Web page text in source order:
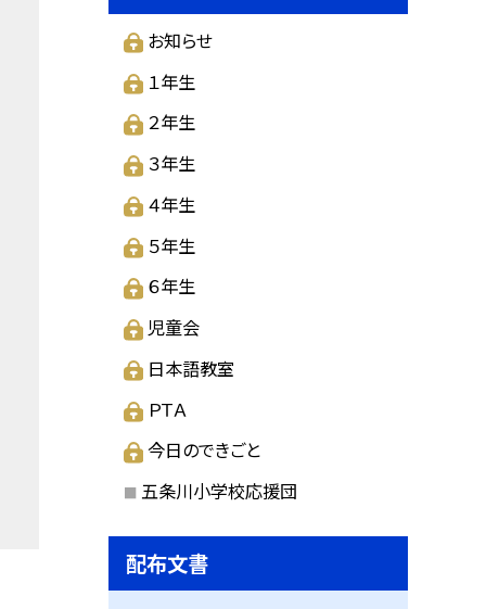
お知らせ
１年生
２年生
３年生
４年生
５年生
６年生
児童会
日本語教室
ＰＴＡ
今日のできごと
五条川小学校応援団
配布文書